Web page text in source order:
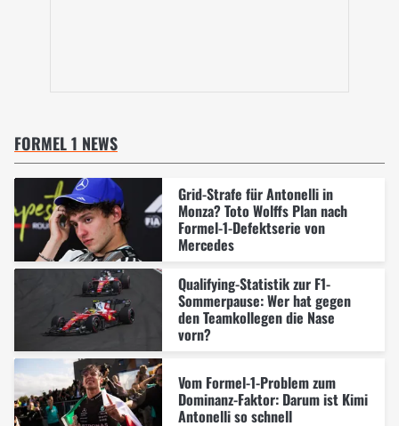
FORMEL 1 NEWS
Grid-Strafe für Antonelli in
Monza? Toto Wolffs Plan nach
Formel-1-Defektserie von
Mercedes
Qualifying-Statistik zur F1-
Sommerpause: Wer hat gegen
den Teamkollegen die Nase
vorn?
Vom Formel-1-Problem zum
Dominanz-Faktor: Darum ist Kimi
Antonelli so schnell